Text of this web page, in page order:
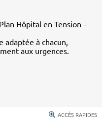
Hôpital en Tension –
adaptée à chacun,
aux urgences.
ACCÈS RAPIDES